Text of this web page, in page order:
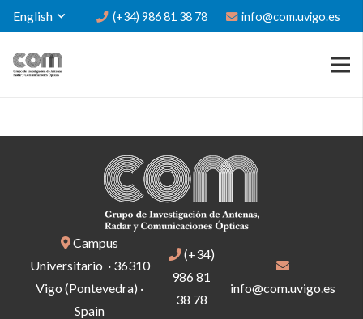
English (+34) 986 81 38 78 info@com.uvigo.es
Campus
Universitario · 36310
Vigo (Pontevedra) ·
Spain
(+34)
986 81
38 78
info@com.uvigo.es